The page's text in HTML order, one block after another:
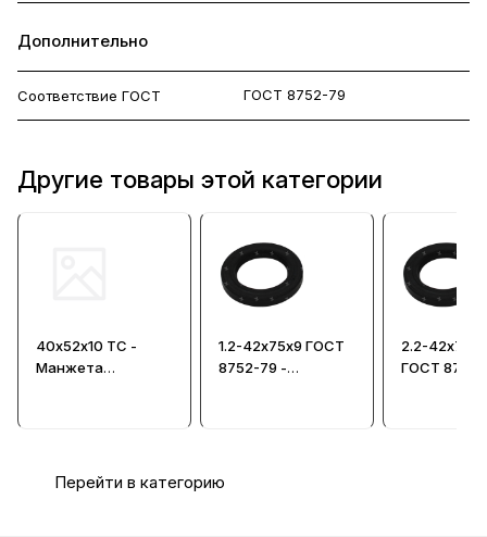
Дополнительно
Соответствие ГОСТ ГОСТ 8752-79
Другие товары этой категории
40х52х10 ТС -
Манжета
1.2-42х75х9 ГОСТ
8752-79 -
2.2-
ГОСТ 8752-
Перейти в категорию